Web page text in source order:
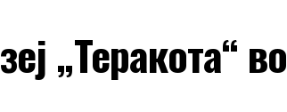
„Теракота“ во